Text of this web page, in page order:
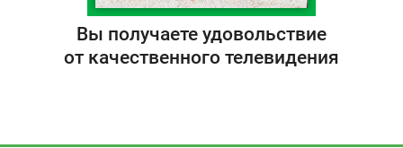
Вы получаете удовольствие
от качественного телевидения